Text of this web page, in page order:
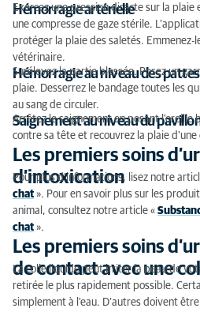
Hémorragie artérielle
Exercez une pression directe sur la
une compresse de gaze stérile.
protéger la plaie des saletés. Emmenez-
vétérinaire.
Hémorragie au niveau des
Surélevez la partie blessée. Posez un
plaie. Desserrez le bandage toutes les
au sang de circuler.
Saignement au niveau du
Arrêtez le saignement en posant l'oreille
contre sa tête et recouvrez la plaie d'une
Les premiers soins
d’intoxication
Pour plus d’informations, lisez notre
chat ». Pour en savoir plus sur les
animal, consultez notre article «
chat ».
Les premiers soins
de contact avec une
La colle liquide peut irriter la peau de
retirée le plus rapidement possible.
simplement à l'eau. D’autres doivent